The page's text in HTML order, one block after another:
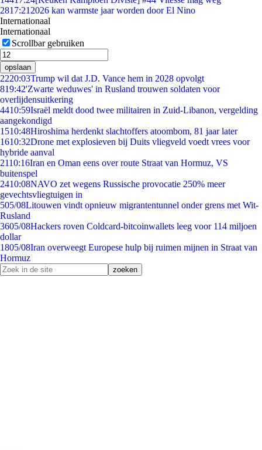
2817:21 2026 kan warmste jaar worden door El Nino
Internationaal
Internationaal
Scrollbar gebruiken
opslaan
2220:03Trump wil dat J.D. Vance hem in 2028 opvolgt
819:42'Zwarte weduwes' in Rusland trouwen soldaten voor
overlijdensuitkering
4410:59Israël meldt dood twee militairen in Zuid-Libanon, vergelding
aangekondigd
1510:48Hiroshima herdenkt slachtoffers atoombom, 81 jaar later
1610:32Drone met explosieven bij Duits vliegveld voedt vrees voor
hybride aanval
2110:16Iran en Oman eens over route Straat van Hormuz, VS
buitenspel
2410:08NAVO zet wegens Russische provocatie 250% meer
gevechtsvliegtuigen in
505/08Litouwen vindt opnieuw migrantentunnel onder grens met Wit-
Rusland
3605/08Hackers roven Coldcard-bitcoinwallets leeg voor 114 miljoen
dollar
1805/08Iran overweegt Europese hulp bij ruimen mijnen in Straat van
Hormuz